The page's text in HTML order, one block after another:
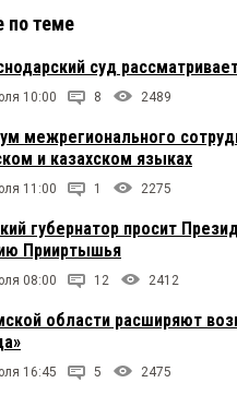
Большереченским
Олег 4 марта 2025 в 14:26:
Это хорошо, конечно,
Женя 4 марта 2025 в 14:02:
федеральные деньги,
Цуканoff 4 марта 2025 в
Мечется губер в
по теме
суд
10:00 8 2489
межрегионального
и казахском языках
11:00 1 2275
губернатор просит
Прииртышья
08:00 12 2412
области расширяют
16:45 5 2475